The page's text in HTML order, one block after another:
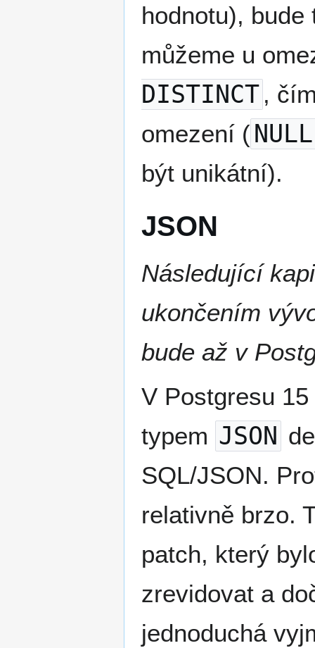
hodnotu),
můžeme u
DISTINCT ,
omezení (NULL
být unikátní).
JSON
Následující
ukončením
bude až v
V Postgresu
typem JSON
SQL/JSON.
relativně brzo.
patch, který
zrevidovat a
jednoduchá